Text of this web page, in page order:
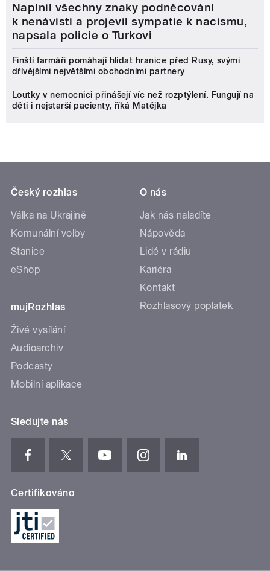
Naplnil všechny znaky podněcování
k nenávisti a projevil sympatie k nacismu,
napsala policie o Turkovi
Finští farmáři pomáhají hlídat hranice před Rusy, svými
dřívějšími největšími obchodními partnery
Loutky v nemocnici přinášejí víc než rozptýlení. Fungují na
děti i nejstarší pacienty, říká Matějka
Český rozhlas
Válka na Ukrajině
Komunální volby
Stanice
eShop
mujRozhlas
Živé vysílání
Audioarchiv
Podcasty
Mobilní aplikace
O nás
Jak nás naladíte
Nápověda
Lidé v rádiu
Kariéra
Kontakt
Rozhlasový poplatek
Sledujte nás
Certifikováno